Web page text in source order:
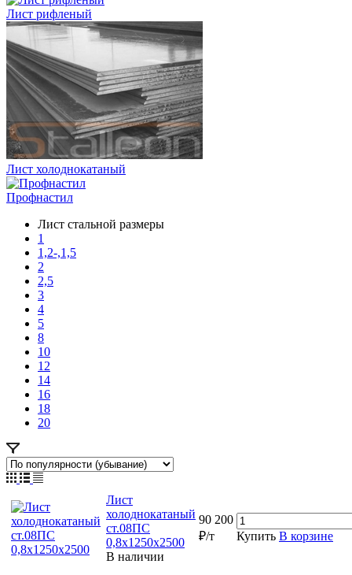
Лист рифленый
Лист холоднокатаный
Профнастил
Лист стальной размеры
1
1,2-,1,5
2
2,5
3
4
5
8
10
12
14
16
18
20
Лист
холоднокатаный
ст.08ПС
0,8х1250х2500
В наличии
90 200
₽/т
Купить В корзине